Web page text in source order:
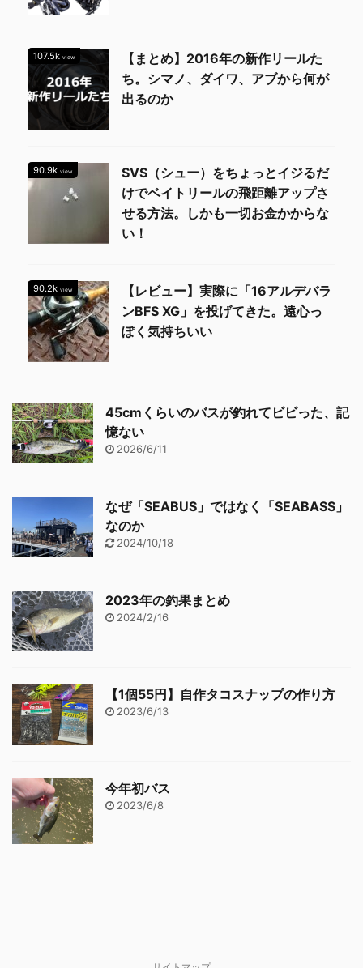
107.5k view
【まとめ】2016年の新作リールた
ち。シマノ、ダイワ、アブから何が
出るのか
90.9k view
SVS（シュー）をちょっとイジるだ
けでベイトリールの飛距離アップさ
せる方法。しかも一切お金かからな
い！
90.2k view
【レビュー】実際に「16アルデバラ
ンBFS XG」を投げてきた。遠心っ
ぽく気持ちいい
45cmくらいのバスが釣れてビビった、記
憶ない
2026/6/11
なぜ「SEABUS」ではなく「SEABASS」
なのか
2024/10/18
2023年の釣果まとめ
2024/2/16
【1個55円】自作タコスナップの作り方
2023/6/13
今年初バス
2023/6/8